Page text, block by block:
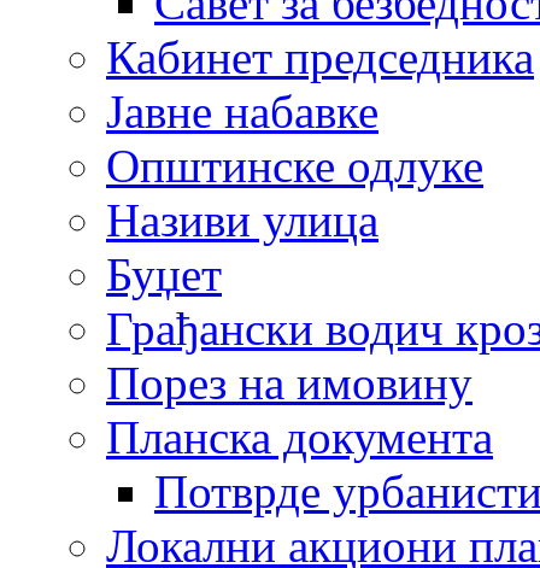
Кабинет председника
Јавне набавке
Општинске одлуке
Називи улица
Буџет
Грађански водич
Порез на имовину
Планска документа
Потврде
Локални акциони